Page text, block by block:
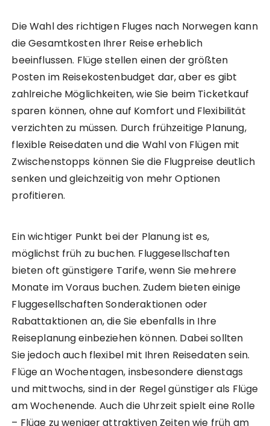
Die Wahl des richtigen Fluges nach Norwegen kann
die Gesamtkosten Ihrer Reise erheblich
beeinflussen. Flüge stellen einen der größten
Posten im Reisekostenbudget dar, aber es gibt
zahlreiche Möglichkeiten, wie Sie beim Ticketkauf
sparen können, ohne auf Komfort und Flexibilität
verzichten zu müssen. Durch frühzeitige Planung,
flexible Reisedaten und die Wahl von Flügen mit
Zwischenstopps können Sie die Flugpreise deutlich
senken und gleichzeitig von mehr Optionen
profitieren.
Ein wichtiger Punkt bei der Planung ist es,
möglichst früh zu buchen. Fluggesellschaften
bieten oft günstigere Tarife, wenn Sie mehrere
Monate im Voraus buchen. Zudem bieten einige
Fluggesellschaften Sonderaktionen oder
Rabattaktionen an, die Sie ebenfalls in Ihre
Reiseplanung einbeziehen können. Dabei sollten
Sie jedoch auch flexibel mit Ihren Reisedaten sein.
Flüge an Wochentagen, insbesondere dienstags
und mittwochs, sind in der Regel günstiger als Flüge
am Wochenende. Auch die Uhrzeit spielt eine Rolle
– Flüge zu weniger attraktiven Zeiten wie früh am